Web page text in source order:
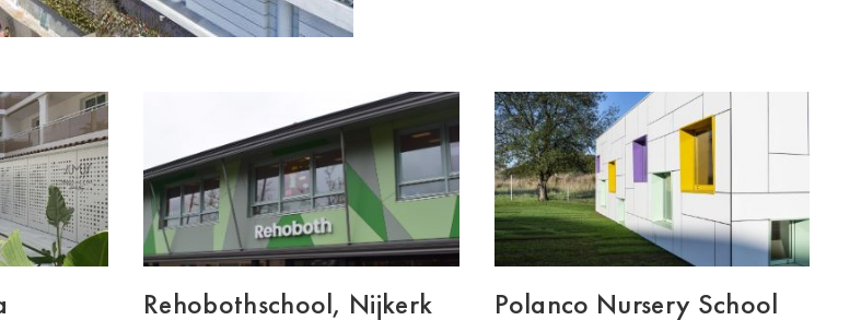
Rehobothschool, Nijkerk Polanco Nursery School